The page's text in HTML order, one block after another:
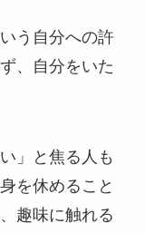
う自分への許
、自分をいた
」と焦る人も
を休めること
趣味に触れる